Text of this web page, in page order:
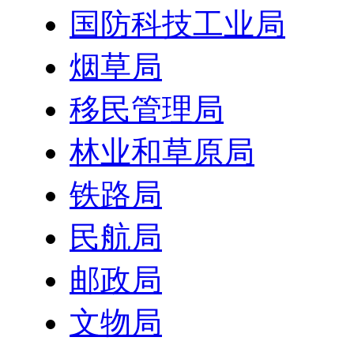
国防科技工业局
烟草局
移民管理局
林业和草原局
铁路局
民航局
邮政局
文物局